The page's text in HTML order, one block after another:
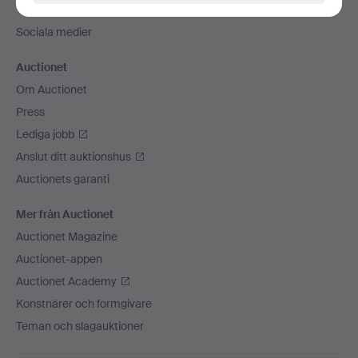
Vi skickar med
Sociala medier
Auctionet
Om Auctionet
Press
Lediga jobb
Anslut ditt auktionshus
Auctionets garanti
Mer från Auctionet
Auctionet Magazine
Auctionet-appen
Auctionet Academy
Konstnärer och formgivare
Teman och slagauktioner